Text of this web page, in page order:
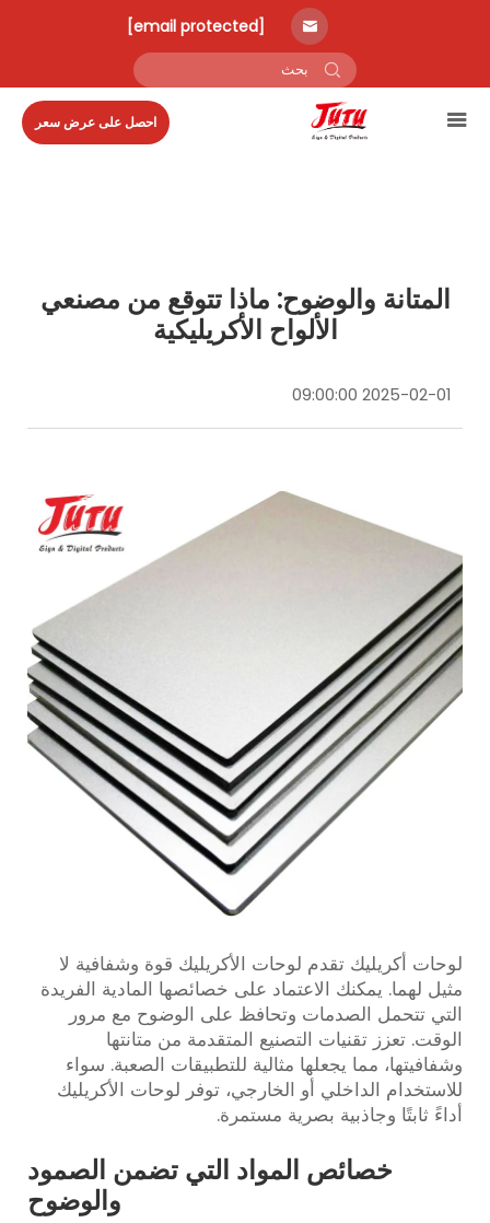
[email protected]
احصل على عرض سعر
المتانة والوضوح: ماذا تتوقع من مصنعي
الألواح الأكريليكية
2025-02-01 09:00:00
لوحات أكريليك تقدم لوحات الأكريليك قوة وشفافية لا
مثيل لهما. يمكنك الاعتماد على خصائصها المادية الفريدة
التي تتحمل الصدمات وتحافظ على الوضوح مع مرور
الوقت. تعزز تقنيات التصنيع المتقدمة من متانتها
وشفافيتها، مما يجعلها مثالية للتطبيقات الصعبة. سواء
للاستخدام الداخلي أو الخارجي، توفر لوحات الأكريليك
أداءً ثابتًا وجاذبية بصرية مستمرة.
خصائص المواد التي تضمن الصمود
والوضوح